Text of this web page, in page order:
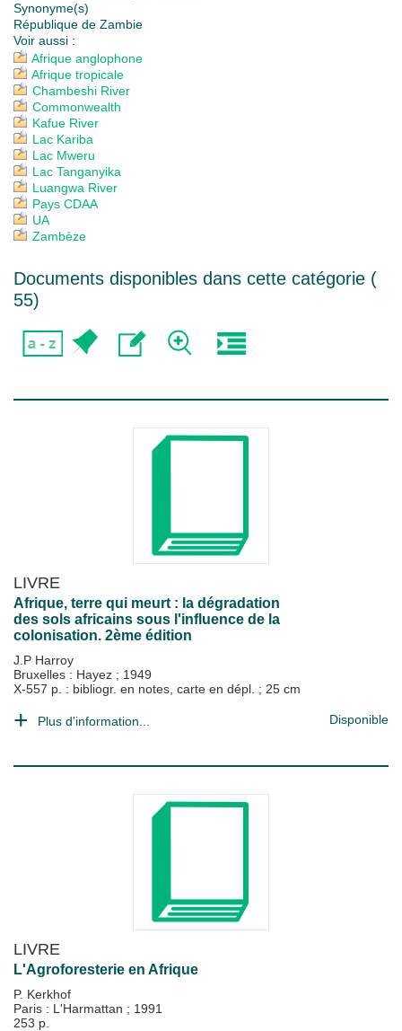
Synonyme(s)
République de Zambie
Voir aussi :
Afrique anglophone
Afrique tropicale
Chambeshi River
Commonwealth
Kafue River
Lac Kariba
Lac Mweru
Lac Tanganyika
Luangwa River
Pays CDAA
UA
Zambèze
Documents disponibles dans cette catégorie (
55)
LIVRE
Afrique, terre qui meurt : la dégradation
des sols africains sous l'influence de la
colonisation. 2ème édition
J.P Harroy
Bruxelles : Hayez ; 1949
X-557 p. : bibliogr. en notes, carte en dépl. ; 25 cm
Plus d'information... Disponible
LIVRE
L'Agroforesterie en Afrique
P. Kerkhof
Paris : L'Harmattan ; 1991
253 p.